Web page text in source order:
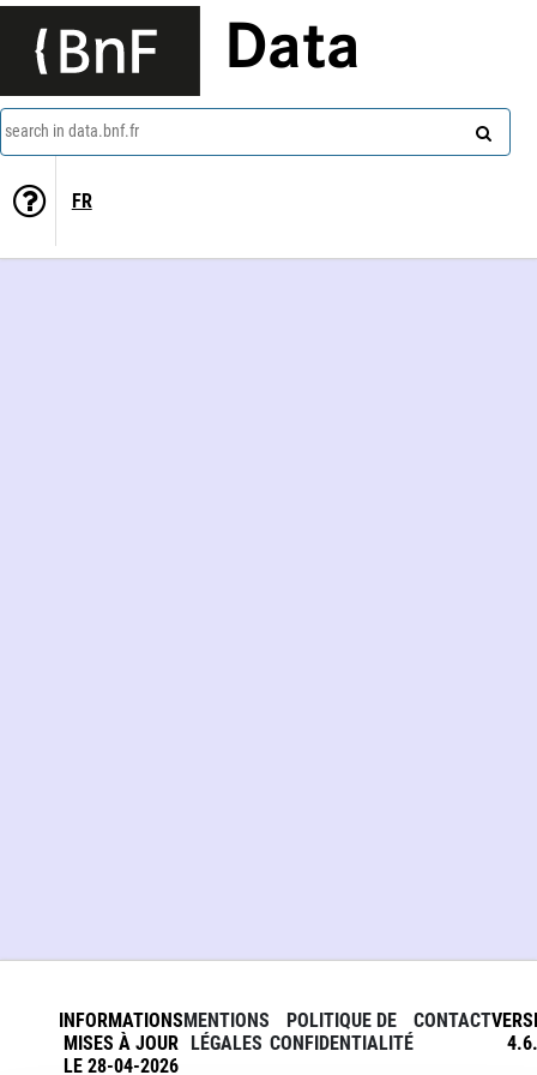
Data
search in data.bnf.fr
FR
INFORMATIONS
MISES À JOUR
LE 28-04-2026
MENTIONS
LÉGALES
POLITIQUE DE
CONFIDENTIALITÉ
CONTACT